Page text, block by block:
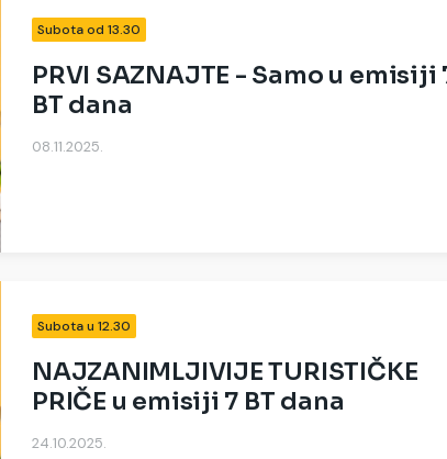
Subota od 13.30
PRVI SAZNAJTE - Samo u emisiji
BT dana
08.11.2025.
Subota u 12.30
NAJZANIMLJIVIJE TURISTIČKE
PRIČE u emisiji 7 BT dana
24.10.2025.